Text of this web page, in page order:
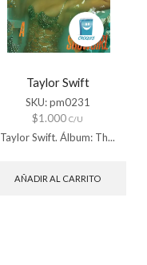
Taylor Swift
SKU:pm0231
$1.000 C/U
Taylor Swift. Álbum: Th...
AÑADIR AL CARRITO